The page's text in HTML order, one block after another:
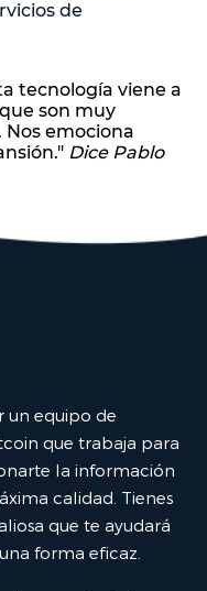
de
tecnología viene a
son muy
emociona
Dice Pablo
un equipo de
que trabaja para
la información
calidad. Tienes
que te ayudará
forma eficaz.